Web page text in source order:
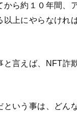
から約１０年間、
以上にやらなけれ
と言えば、NFT詐
という事は、どん